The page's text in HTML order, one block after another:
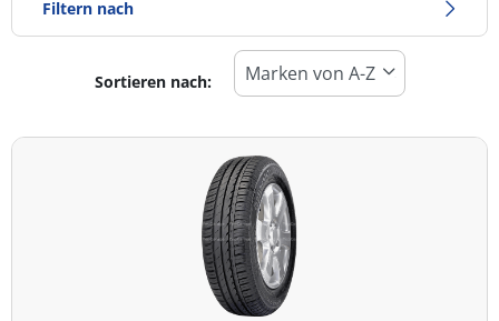
Filtern nach
Reifentyp
Alle Arten (21)
Ganzjahresreifen (4)
Sortieren nach: